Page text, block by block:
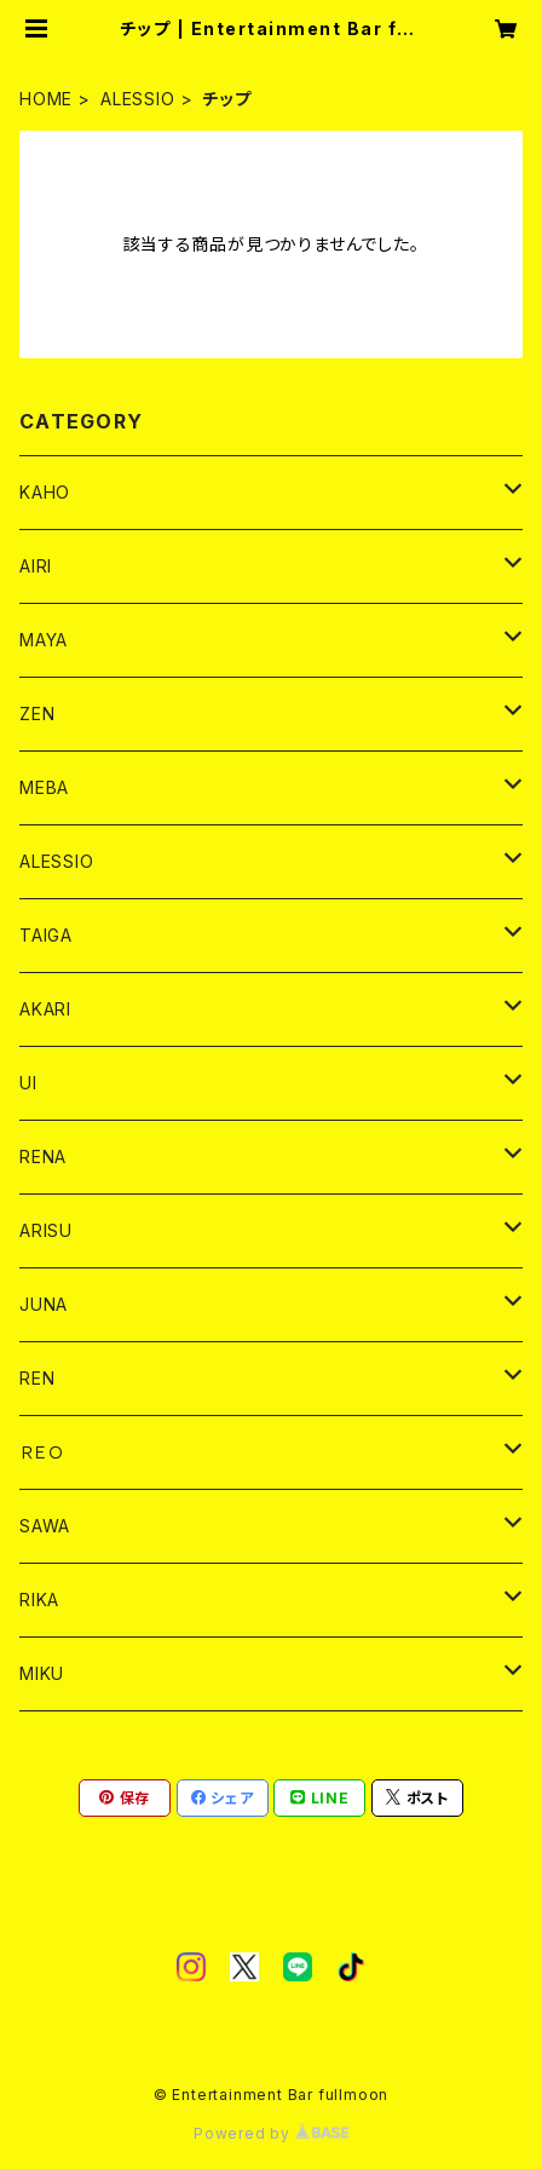
チップ | Entertainment Bar full
HOME ALESSIO チップ
該当する商品が見つかりませんでした。
CATEGORY
KAHO
シャンパンカード
モエシャンドン カード
ヴーヴクリコ カード
BAIKA カード
ノーマル カード
プレミアム カード
ドリンク カード
１ドリンクカード
ショット
チェキ カード
チェキ １５００円
AIRI
シャンパン カード
モエシャンドン カード
ヴーヴクリコ カード
BAIKA カード
ノーマル カード
プレミアム カード
ドリンク カード
１ドリンク カード
ショット
チェキ カード
チェキ １５００円
MAYA
ドリンク
1ドリンク
ショット
チェキ
BAIKA
ZEN
ドリンク
シャンパン
ショット
チェキ
BAIKA
MEBA
ドリンク
シャンパンカード
ドリンクカード
チップ
チェキ
ALESSIO
ドリンク
シャンパン
1ドリンク
チップ
TAIGA
ドリンク
シャンパン
1ドリンク
チップ
AKARI
ドリンク
1ドリンク
ショット
UI
バイカ
ドリンク
シャンパン
ドリンク
チェキ
RENA
バイカ
ドリンク
ドリンク
ヤードグラス
チェキ
ARISU
バイカ
ドリンク
ドリンク
シャンパン
チェキ
JUNA
バイカ
ドリンク
シャンパン
ヤードグラス
チェキ
REN
バイカ
ドリンク
ショット
シャンパン
ヤードグラス
チェキ
ＲＥＯ
ドリンク
シャンパン
ショット
ヤードグラス
バイカ
チェキ
SAWA
ドリンク
シャンパン
バイカ
RIKA
ドリンク
MIKU
シャンパン
保存 シェア LINE ポスト
© Entertainment Bar fullmoon
Powered by